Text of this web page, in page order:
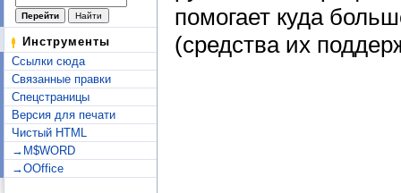
Инструменты
Ссылки сюда
Связанные правки
Спецстраницы
Версия для печати
Чистый HTML
→M$WORD
→OOffice
помогает куда
(средства их